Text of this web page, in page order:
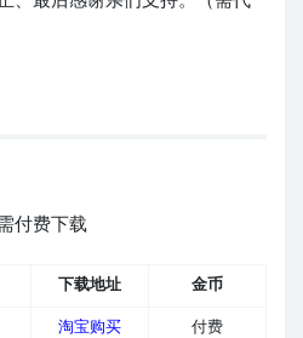
付费下载
下载地址 金币
淘宝购买 付费